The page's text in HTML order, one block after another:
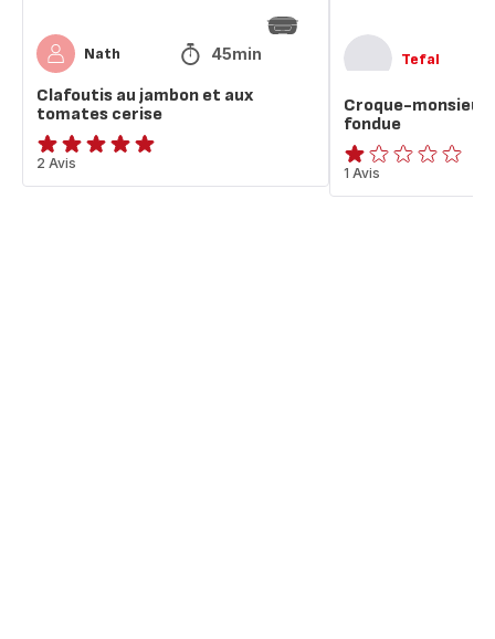
Nath 45min
Clafoutis au jambon et aux
tomates cerise
Avis
5
2 Avis
Tefal
Croque-
fondue
Avis
1
1 Avis